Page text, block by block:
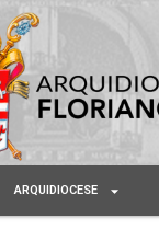
ARQUIDIOCESE